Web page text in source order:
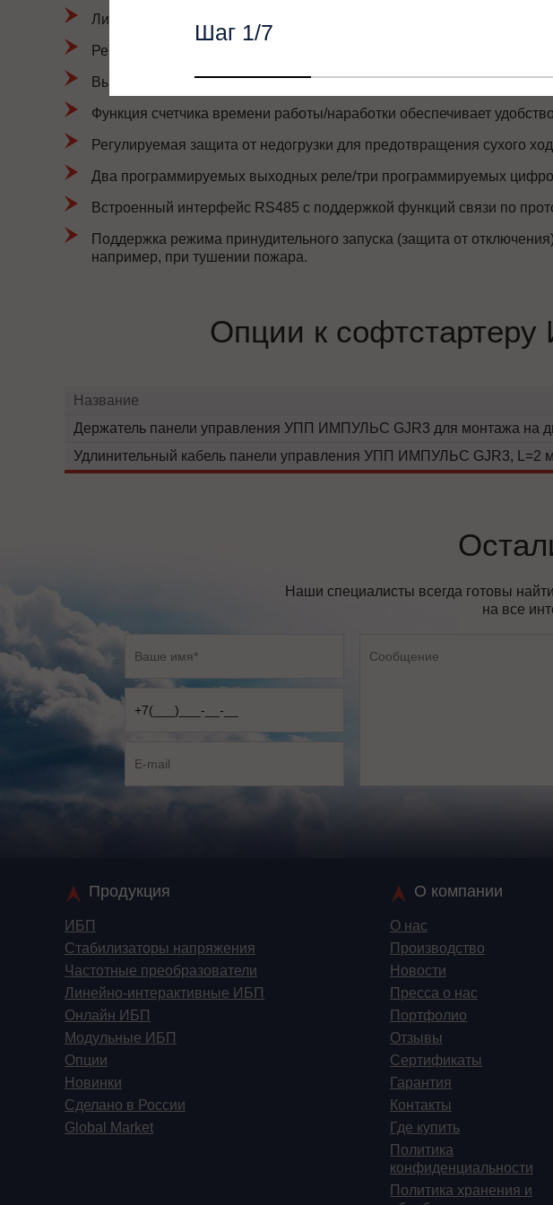
Линейная характеристика определения температуры —
Регулируемый диапазон отклонения дисбаланса фаз и защиты от
Выбор языка интерфейса панели управления.
Функция счетчика времени работы/наработки обеспечивает
Регулируемая защита от недогрузки для предотвращения сухого
Два программируемых выходных реле/три программируемых
Встроенный интерфейс RS485 с поддержкой функций связи по
Поддержка режима принудительного запуска (защита от
например, при тушении пожара.
Опции к
Название
Держатель панели управления УПП ИМПУЛЬС GJR3 для монтажа на
Удлинительный кабель панели управления УПП ИМПУЛЬС GJR3, L=2 м
Наши специалисты всегда готовы
на все
Продукция
ИБП
Стабилизаторы напряжения
Частотные преобразователи
Линейно-интерактивные ИБП
Онлайн ИБП
Модульные ИБП
Опции
Новинки
Сделано в России
Global Market
О компании
О нас
Производство
Новости
Пресса о нас
Портфолио
Отзывы
Сертификаты
Гарантия
Контакты
Где купить
Политика
конфиденциальности
Политика хранения и
Шаг 1/7